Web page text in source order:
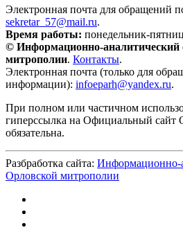
Электронная почта для обращений
sekretar_57@mail.ru.
Время работы: понедельник-
© Информационно-аналитический
митрополии. Контакты.
Электронная почта (только для
информации): infoeparh@yandex.ru.
При полном или частичном
гиперссылка на Официальный сайт
обязательна.
Разбработка сайта: Информационно-
Орловской митрополии